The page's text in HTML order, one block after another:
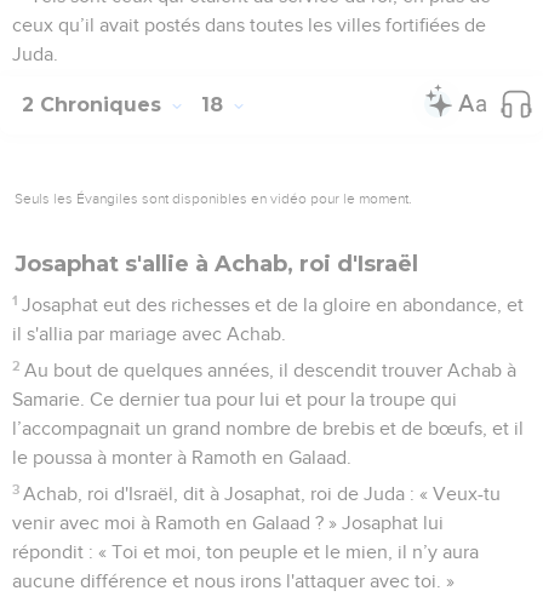
ceux qu’il avait postés dans toutes les villes fortifiées de
Juda.
2 Chroniques 18
Seuls les Évangiles sont disponibles en vidéo pour le moment.
Josaphat s'allie à Achab, roi d'Israël
1 Josaphat eut des richesses et de la gloire en abondance, et
il s'allia par mariage avec Achab.
2 Au bout de quelques années, il descendit trouver Achab à
Samarie. Ce dernier tua pour lui et pour la troupe qui
l’accompagnait un grand nombre de brebis et de bœufs, et il
le poussa à monter à Ramoth en Galaad.
3 Achab, roi d'Israël, dit à Josaphat, roi de Juda : « Veux-tu
venir avec moi à Ramoth en Galaad ? » Josaphat lui
répondit : « Toi et moi, ton peuple et le mien, il n’y aura
aucune différence et nous irons l'attaquer avec toi. »